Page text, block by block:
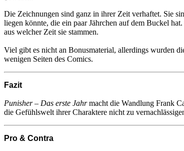
Die Zeichnungen sind ganz in ihrer Zeit verhaftet. Sie
liegen könnte, die ein paar Jährchen auf dem Buckel
aus welcher Zeit sie stammen.
Viel gibt es nicht an Bonusmaterial, allerdings wurden
wenigen Seiten des Comics.
Fazit
Punisher – Das erste Jahrmacht die Wandlung Frank
die Gefühlswelt ihrer Charaktere nicht zu
Pro & Contra